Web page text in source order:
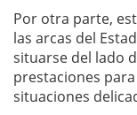
Por otra parte,
las arcas del
situarse del lado
prestaciones
situaciones